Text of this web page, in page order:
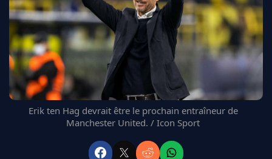
FC BARCELONE
MANCHESTER UNITED
CHELSEA
ARSENAL
BAYERN
L'AVIS DE LA RÉDAC'
Erik ten Hag devrait être le prochain entraîneur de
Manchester United. / Icon Sport